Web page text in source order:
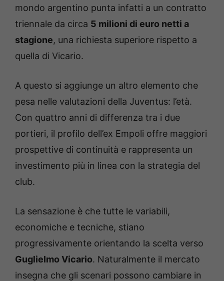
mondo argentino punta infatti a un contratto
triennale da circa 5 milioni di euro netti a
stagione, una richiesta superiore rispetto a
quella di Vicario.
A questo si aggiunge un altro elemento che
pesa nelle valutazioni della Juventus: l’età.
Con quattro anni di differenza tra i due
portieri, il profilo dell’ex Empoli offre maggiori
prospettive di continuità e rappresenta un
investimento più in linea con la strategia del
club.
La sensazione è che tutte le variabili,
economiche e tecniche, stiano
progressivamente orientando la scelta verso
Guglielmo Vicario. Naturalmente il mercato
insegna che gli scenari possono cambiare in